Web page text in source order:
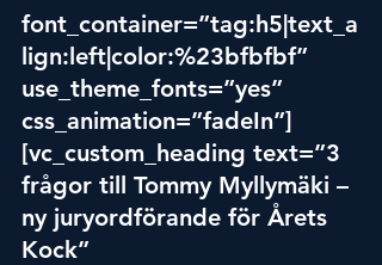
font_container=”tag:h5|text_a
lign:left|color:%23bfbfbf”
use_theme_fonts=”yes”
css_animation=”fadeIn”]
[vc_custom_heading text=”3
frågor till Tommy Myllymäki –
ny juryordförande för Årets
Kock”